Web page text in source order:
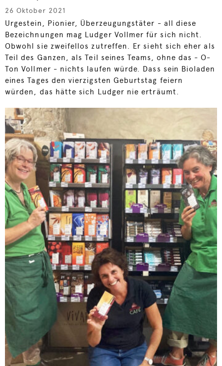
26 Oktober 2021
Urgestein, Pionier, Überzeugungstäter - all diese
Bezeichnungen mag Ludger Vollmer für sich nicht.
Obwohl sie zweifellos zutreffen. Er sieht sich eher als
Teil des Ganzen, als Teil seines Teams, ohne das - O-
Ton Vollmer - nichts laufen würde. Dass sein Bioladen
eines Tages den vierzigsten Geburtstag feiern
würden, das hätte sich Ludger nie erträumt.